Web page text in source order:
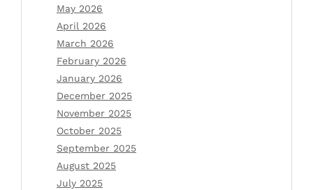
May 2026
April 2026
March 2026
February 2026
January 2026
December 2025
November 2025
October 2025
September 2025
August 2025
July 2025